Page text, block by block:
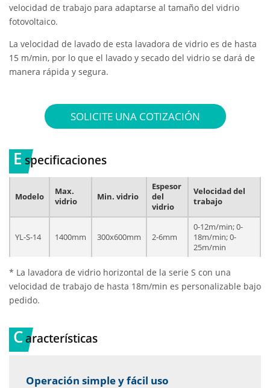
velocidad de trabajo para adaptarse al tamaño del vidrio
fotovoltaico.
La velocidad de lavado de esta lavadora de vidrio es de hasta
15 m/min, por lo que el lavado y secado del vidrio se dará de
manera rápida y segura.
SOLICITE UNA COTIZACIÓN
E specificaciones
Modelo
Max.
vidrio
Min. vidrio
Espesor
del
vidrio
Velocidad del
trabajo
YL-S-14 1400mm 300x600mm 2-6mm
0-12m/min; 0-
18m/min; 0-
25m/min
* La lavadora de vidrio horizontal de la serie S con una
velocidad de trabajo de hasta 18m/min es personalizable bajo
pedido.
Características
Operación simple y fácil uso